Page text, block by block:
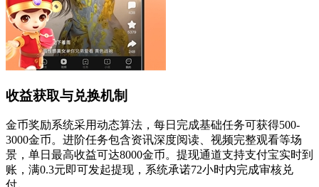
收益获取与兑换机制
金币奖励系统采用动态算法，每日完成基础任务可获得500-
3000金币。进阶任务包含资讯深度阅读、视频完整观看等场
景，单日最高收益可达8000金币。提现通道支持支付宝实时到
账，满0.3元即可发起提现，系统承诺72小时内完成审核兑